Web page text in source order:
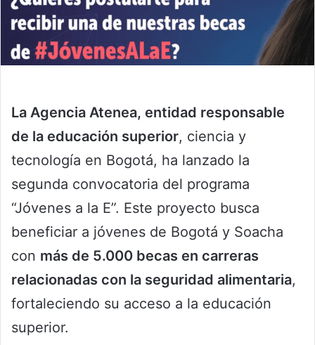
La Agencia Atenea, entidad responsable
de la educación superior, ciencia y
tecnología en Bogotá, ha lanzado la
segunda convocatoria del programa
“Jóvenes a la E”. Este proyecto busca
beneficiar a jóvenes de Bogotá y Soacha
con más de 5.000 becas en carreras
relacionadas con la seguridad alimentaria,
fortaleciendo su acceso a la educación
superior.